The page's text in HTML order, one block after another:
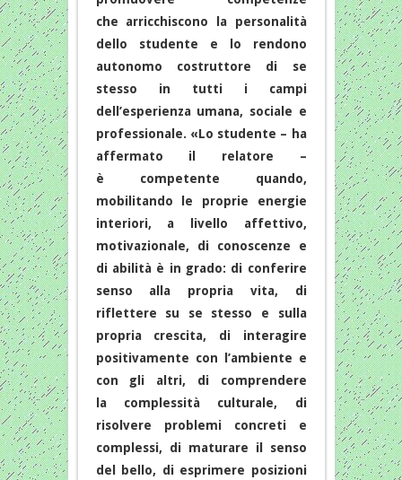
che arricchiscono la personalità
dello studente e lo rendono
autonomo costruttore di se
stesso in tutti i campi
dell’esperienza umana, sociale e
professionale. «Lo studente – ha
affermato il relatore –
è competente quando,
mobilitando le proprie energie
interiori, a livello affettivo,
motivazionale, di conoscenze e
di abilità è in grado: di conferire
senso alla propria vita, di
riflettere su se stesso e sulla
propria crescita, di interagire
positivamente con l’ambiente e
con gli altri, di comprendere
la complessità culturale, di
risolvere problemi concreti e
complessi, di maturare il senso
del bello, di esprimere posizioni